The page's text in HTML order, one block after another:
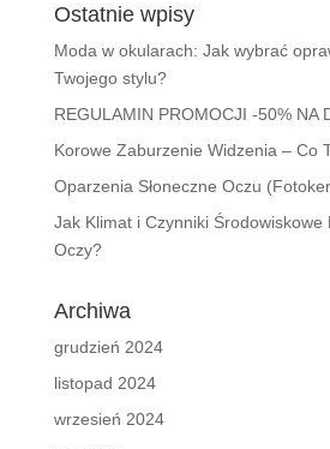
Ostatnie wpisy
Moda w okularach: Jak wybrać
Twojego stylu?
REGULAMIN PROMOCJI -50% NA
Korowe Zaburzenie Widzenia – Co
Oparzenia Słoneczne Oczu
Jak Klimat i Czynniki Środowiskowe
Oczy?
Archiwa
grudzień 2024
listopad 2024
wrzesień 2024